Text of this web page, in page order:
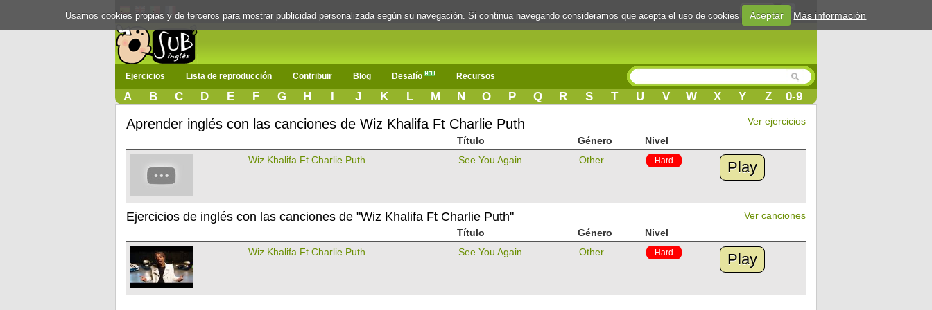
Login
Ejercicios Lista de reproducción Contribuir Blog Desafío Recursos
A B C D E F G H I J K L M N O P Q R S T U V W X Y Z 0-9
Ver ejercicios
Aprender inglés con las canciones de Wiz Khalifa Ft Charlie Puth
Título Género
Nivel
Wiz Khalifa Ft Charlie Puth
See You Again Other Hard Play
Ver canciones
Ejercicios de inglés con las canciones de "Wiz Khalifa Ft Charlie Puth"
Título Género
Nivel
Wiz Khalifa Ft Charlie Puth
See You Again Other Hard Play
Usamos cookies propias y de terceros para mostrar publicidad personalizada según su navegación. Si continua navegando consideramos que acepta el uso de cookies Aceptar Más información